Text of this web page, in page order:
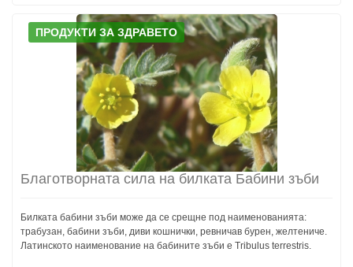
ПРОДУКТИ ЗА ЗДРАВЕТО
Благотворната сила на билката Бабини зъби
Билката бабини зъби може да се срещне под наименованията:
трабузан, бабини зъби, диви кошнички, ревничав бурен, желтениче.
Латинското наименование на бабините зъби е Tribulus terrestris.